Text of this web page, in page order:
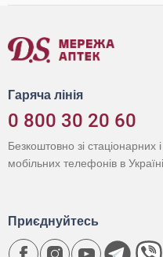
Гаряча лінія
0 800 30 20 60
Безкоштовно зі стаціонарних і
мобільних телефонів в Україні
Приєднуйтесь